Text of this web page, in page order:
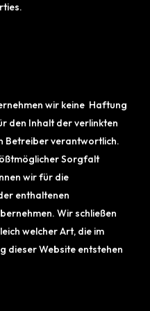
wir keine Haftung
den Inhalt der verlinkten
Betreiber verantwortlich.
Sorgfalt
wir für die
enthaltenen
Wir schließen
welcher Art, die im
dieser Website entstehen